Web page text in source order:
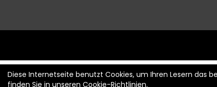
Diese Internetseite benutzt Cookies, um Ihren Lesern das
finden Sie in unseren Cookie-Richtlinien.